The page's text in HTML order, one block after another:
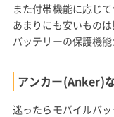
また付帯機能に応じ
あまりにも安いもの
バッテリーの保護機
アンカー(Anker)
迷ったらモバイルバ